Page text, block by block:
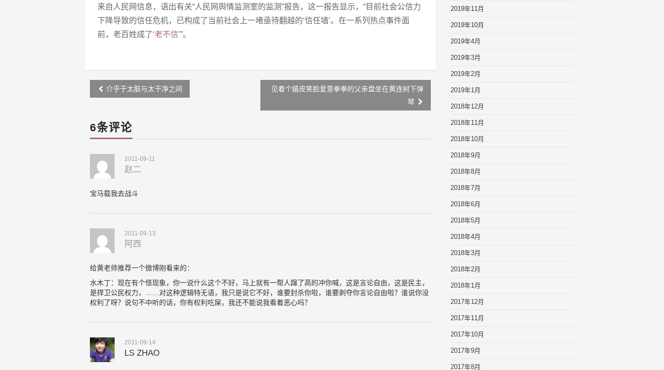
来自人民网信息，语出有关“人民网舆情监测室的监测”报告，这一报告显示，“目前社会公信力
下降导致的信任危机，已构成了当前社会上一堵亟待翻越的‘信任墙’。在一系列热点事件面
前，老百姓成了‘老不信’”。
Post
navigation
介乎于太脏与太干净之间
见着个嬉皮笑脸爱意拳拳的父亲盘坐在黄连树下弹
琴
6条评论
2011-09-11
赵二
宝马载我去战斗
2011-09-13
阿西
给黄老师推荐一个微博刚看来的：
水木丁：现在有个怪现象，你一说什么这个不好，马上就有一帮人蹿了高的冲你喊，这是言论自由，这是民主，
是捍卫公民权力，……对这种逻辑特无语，我只是说它不好，谁要封杀你啦，谁要剥夺你言论自由啦？谁说你没
权利了呀？说句不中听的话，你有权利吃屎，我还不能说我看着恶心吗？
2011-09-14
LS ZHAO
2019年11月
2019年10月
2019年4月
2019年3月
2019年2月
2019年1月
2018年12月
2018年11月
2018年10月
2018年9月
2018年8月
2018年7月
2018年6月
2018年5月
2018年4月
2018年3月
2018年2月
2018年1月
2017年12月
2017年11月
2017年10月
2017年9月
2017年8月